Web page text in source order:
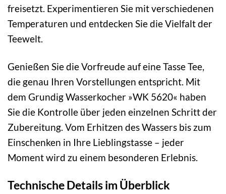
freisetzt. Experimentieren Sie mit verschiedenen
Temperaturen und entdecken Sie die Vielfalt der
Teewelt.
Genießen Sie die Vorfreude auf eine Tasse Tee,
die genau Ihren Vorstellungen entspricht. Mit
dem Grundig Wasserkocher »WK 5620« haben
Sie die Kontrolle über jeden einzelnen Schritt der
Zubereitung. Vom Erhitzen des Wassers bis zum
Einschenken in Ihre Lieblingstasse – jeder
Moment wird zu einem besonderen Erlebnis.
Technische Details im Überblick